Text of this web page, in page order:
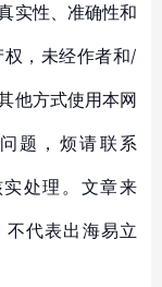
实性、准确性和
，未经作者和/
他方式使用本网
题，烦请联系
处理。文章来
代表出海易立